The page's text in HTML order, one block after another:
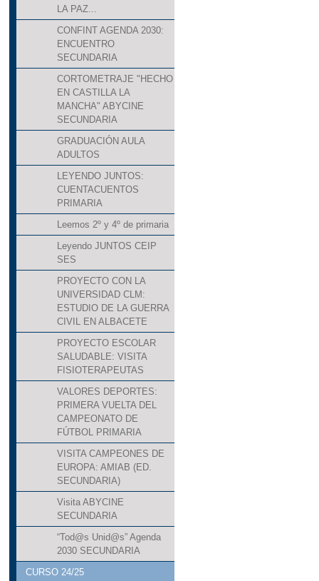
LA PAZ...
CONFINT AGENDA 2030:
ENCUENTRO
SECUNDARIA
CORTOMETRAJE "HECHO
EN CASTILLA LA
MANCHA" ABYCINE
SECUNDARIA
GRADUACIÓN AULA
ADULTOS
LEYENDO JUNTOS:
CUENTACUENTOS
PRIMARIA
Leemos 2º y 4º de primaria
Leyendo JUNTOS CEIP
SES
PROYECTO CON LA
UNIVERSIDAD CLM:
ESTUDIO DE LA GUERRA
CIVIL EN ALBACETE
PROYECTO ESCOLAR
SALUDABLE: VISITA
FISIOTERAPEUTAS
VALORES DEPORTES:
PRIMERA VUELTA DEL
CAMPEONATO DE
FÚTBOL PRIMARIA
VISITA CAMPEONES DE
EUROPA: AMIAB (ED.
SECUNDARIA)
Visita ABYCINE
SECUNDARIA
“Tod@s Unid@s” Agenda
2030 SECUNDARIA
CURSO 24/25